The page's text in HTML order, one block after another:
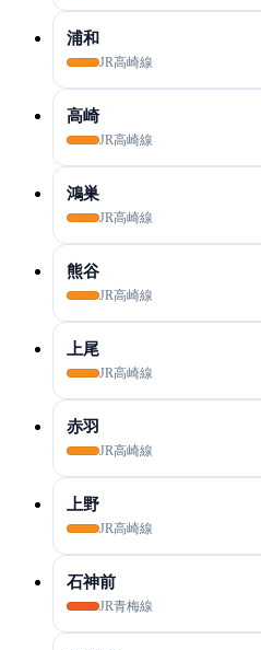
浦和
JR高崎線
高崎
JR高崎線
鴻巣
JR高崎線
熊谷
JR高崎線
上尾
JR高崎線
赤羽
JR高崎線
上野
JR高崎線
石神前
JR青梅線